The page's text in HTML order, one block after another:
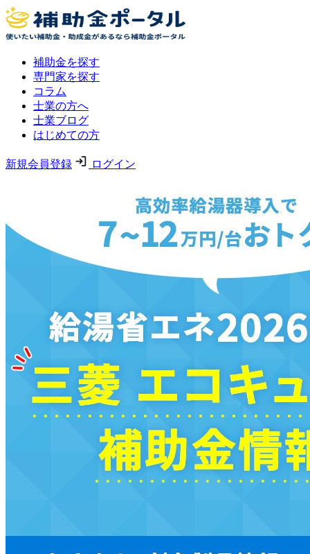
補助金を探す
専門家を探す
コラム
士業の方へ
士業ブログ
はじめての方
新規会員登録 ログイン